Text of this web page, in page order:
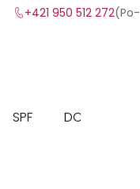
+421 950 512 272
SPF DOPLNKY